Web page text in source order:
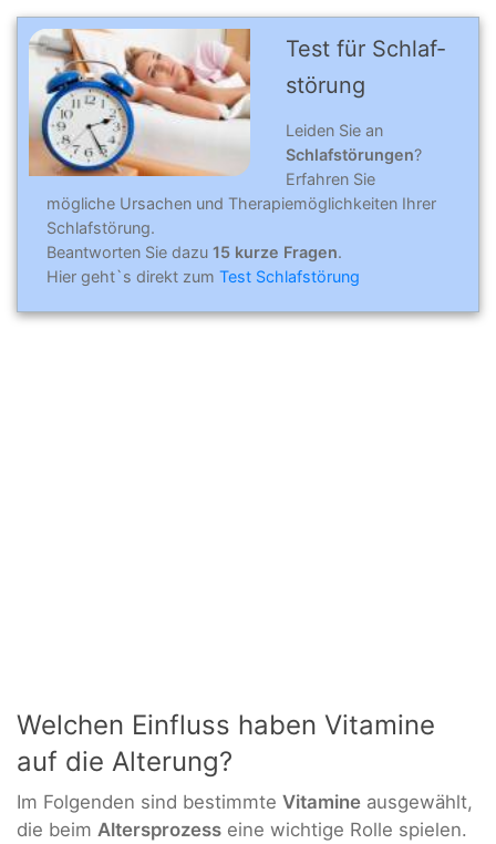
Test für Schlaf­
stö­rung
Leiden Sie an
Schlafstörungen?
Erfahren Sie
mögliche Ursachen und Therapiemöglichkeiten Ihrer
Schlafstörung.
Beantworten Sie dazu 15 kurze Fragen.
Hier geht`s direkt zum Test Schlafstörung
Welchen Einfluss haben Vitamine
auf die Alterung?
Im Folgenden sind bestimmte Vitamine ausgewählt,
die beim Altersprozess eine wichtige Rolle spielen.